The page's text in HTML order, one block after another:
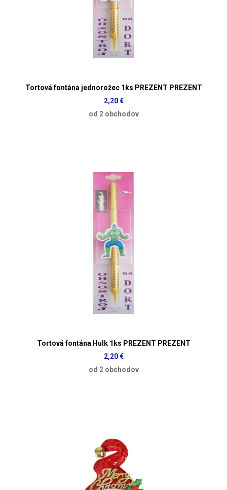
Tortová fontána jednorožec 1ks PREZENT PREZENT
2,20 €
od 2 obchodov
Tortová fontána Hulk 1ks PREZENT PREZENT
2,20 €
od 2 obchodov